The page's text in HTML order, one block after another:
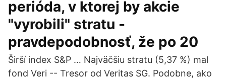
perióda, v ktorej by akcie
"vyrobili" stratu -
pravdepodobnosť, že po 20
Širší index S&P … Najväčšiu stratu (5,37 %) mal
fond Veri -- Tresor od Veritas SG. Podobne, ako